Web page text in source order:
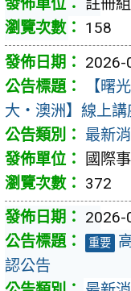
註冊組
158
2026-
【曙
大・澳洲】線上講
最新
國際
372
2026-
重要
認公告